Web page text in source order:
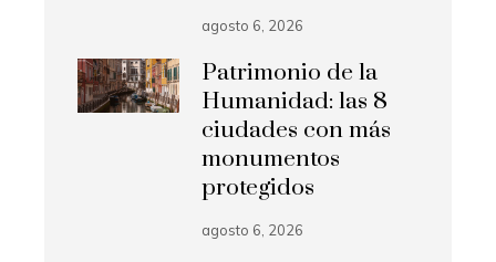
agosto 6, 2026
Patrimonio de la
Humanidad: las 8
ciudades con más
monumentos
protegidos
agosto 6, 2026